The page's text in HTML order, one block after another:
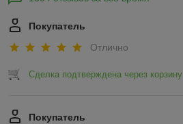
Покупатель
Отлично
Сделка подтверждена через корзину
Покупатель